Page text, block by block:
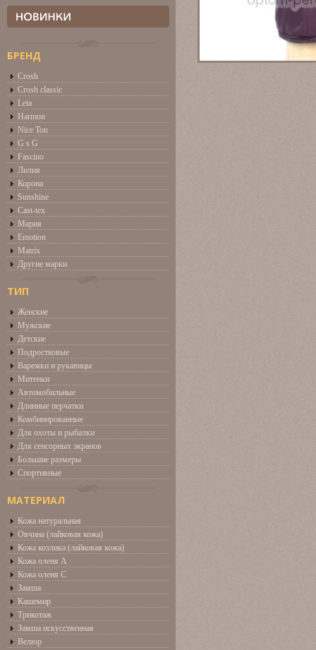
БРЕНД
Crosh
Crosh classic
Leta
Harmon
Nice Ton
G s G
Fascino
Лилия
Корона
Sunshine
Cast-tex
Мария
Emotion
Matrix
Другие марки
ТИП
Женские
Мужские
Детские
Подростковые
Варежки и рукавицы
Митенки
Автомобильные
Длинные перчатки
Комбинированные
Для охоты и рыбалки
Для сенсорных экранов
Большие размеры
Спортивные
МАТЕРИАЛ
Кожа натуральная
Овчина (лайковая кожа)
Кожа козлика (лайковая кожа)
Кожа оленя А
Кожа оленя С
Замша
Кашемир
Трикотаж
Замша искусственная
Велюр